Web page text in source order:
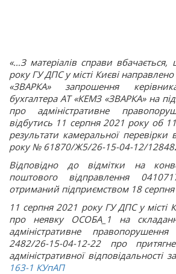
«…З матеріалів справи
року ГУ ДПС у місті Києві
«ЗВАРКА» запрошення
бухгалтера AT «КЕМЗ «ЗВАРКА» на
про адміністративне
відбутись 11 серпня 2021 року об
результати камеральної перевірки
року № 61870/Ж5/26-15-04-12/
Відповідно до відмітки на
поштового відправлення
отриманий підприємством 18
11 серпня 2021 року ГУ ДПС у місті
про неявку ОСОБА_1 на
адміністративне
2482/26-15-04-12-22 про
адміністративної відповідальності
163-1 КУпАП